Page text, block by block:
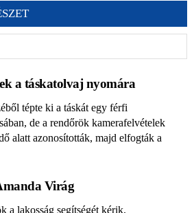
a táskatolvaj nyomára
tépte ki a táskát egy férfi
de a rendőrök kamerafelvételek
alatt azonosították, majd elfogták a
Virág
a lakosság segítségét kérik.